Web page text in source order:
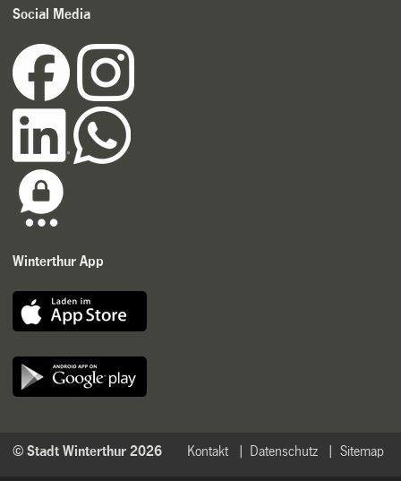
Social Media
Winterthur App
Sitemap
Datenschutz
Kontakt
© Stadt Winterthur 2026